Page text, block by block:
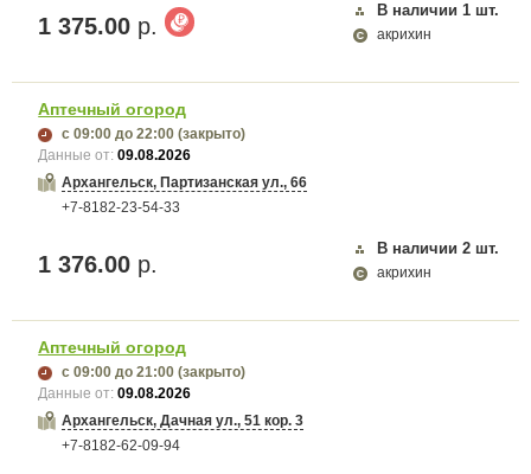
1 375.00 р.
В наличии 1 шт.
акрихин
Аптечный огород
с 09:00 до 22:00 (закрыто)
Данные от:09.08.2026
Архангельск, Партизанская ул., 66
+7-8182-23-54-33
1 376.00 р.
В наличии 2 шт.
акрихин
Аптечный огород
с 09:00 до 21:00 (закрыто)
Данные от:09.08.2026
Архангельск, Дачная ул., 51 кор. 3
+7-8182-62-09-94